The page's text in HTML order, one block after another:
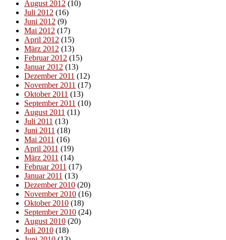
August 2012 (10)
Juli 2012 (16)
Juni 2012 (9)
Mai 2012 (17)
April 2012 (15)
März 2012 (13)
Februar 2012 (15)
Januar 2012 (13)
Dezember 2011 (12)
November 2011 (17)
Oktober 2011 (13)
September 2011 (10)
August 2011 (11)
Juli 2011 (13)
Juni 2011 (18)
Mai 2011 (16)
April 2011 (19)
März 2011 (14)
Februar 2011 (17)
Januar 2011 (13)
Dezember 2010 (20)
November 2010 (16)
Oktober 2010 (18)
September 2010 (24)
August 2010 (20)
Juli 2010 (18)